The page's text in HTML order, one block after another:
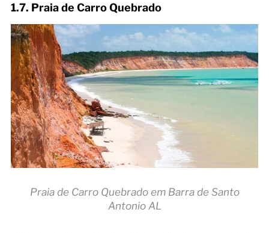
1.7. Praia de Carro Quebrado
Praia de Carro Quebrado em Barra de Santo
Antonio AL